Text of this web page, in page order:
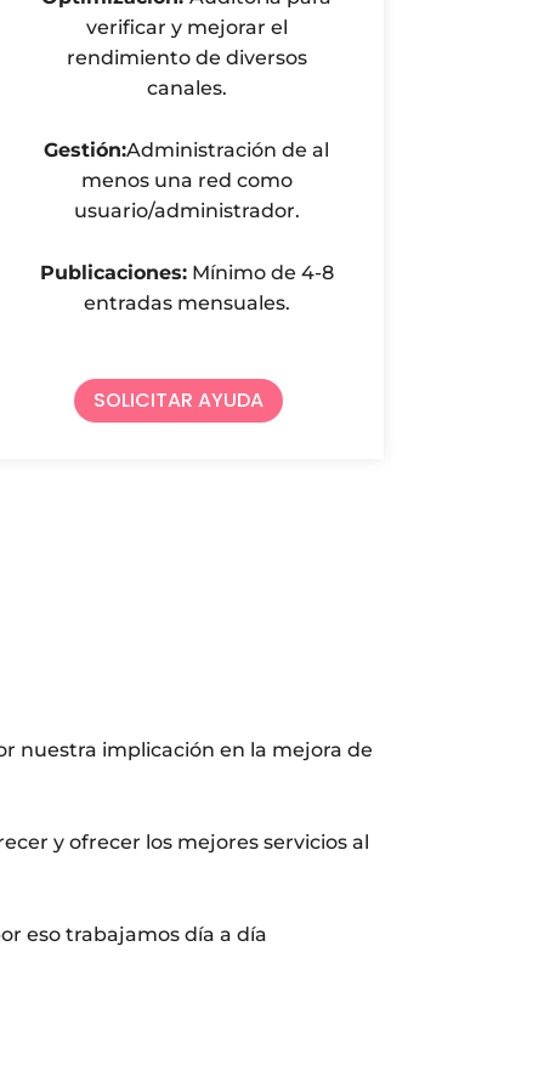
verificar y mejorar el
rendimiento de diversos
canales.
Gestión:Administración de al
menos una red como
usuario/administrador.
Publicaciones:Mínimo de 4-8
entradas mensuales.
SOLICITAR AYUDA
nuestra implicación en la mejora de
y ofrecer los mejores servicios al
eso trabajamos día a día